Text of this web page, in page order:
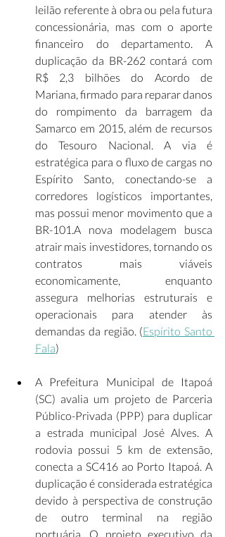
leilão referente à obra ou pela futura
concessionária, mas com o aporte
financeiro do departamento. A
duplicação da BR-262 contará com
R$ 2,3 bilhões do Acordo de
Mariana, firmado para reparar danos
do rompimento da barragem da
Samarco em 2015, além de recursos
do Tesouro Nacional. A via é
estratégica para o fluxo de cargas no
Espírito Santo, conectando-se a
corredores logísticos importantes,
mas possui menor movimento que a
BR-101.A nova modelagem busca
atrair mais investidores, tornando os
contratos mais viáveis
economicamente, enquanto
assegura melhorias estruturais e
operacionais para atender às
demandas da região. (Espírito Santo
Fala)
A Prefeitura Municipal de Itapoá
(SC) avalia um projeto de Parceria
Público-Privada (PPP) para duplicar
a estrada municipal José Alves. A
rodovia possui 5 km de extensão,
conecta a SC416 ao Porto Itapoá. A
duplicação é considerada estratégica
devido à perspectiva de construção
de outro terminal na região
portuária. O projeto executivo da